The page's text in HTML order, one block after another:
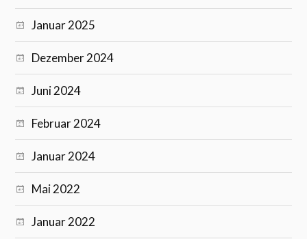
Januar 2025
Dezember 2024
Juni 2024
Februar 2024
Januar 2024
Mai 2022
Januar 2022